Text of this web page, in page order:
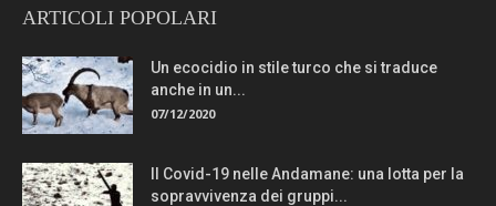
ARTICOLI POPOLARI
Un ecocidio in stile turco che si traduce
anche in un...
07/12/2020
Il Covid-19 nelle Andamane: una lotta per la
sopravvivenza dei gruppi...